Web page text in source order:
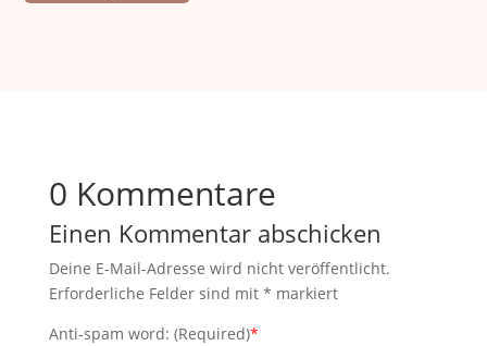
0 Kommentare
Einen Kommentar abschicken
Deine E-Mail-Adresse wird nicht veröffentlicht.
Erforderliche Felder sind mit * markiert
Anti-spam word: (Required)*